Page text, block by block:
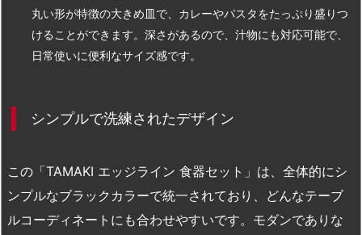
丸い形が特徴の大きめ皿で、カレーやパスタをたっぷり盛りつ
けることができます。深さがあるので、汁物にも対応可能で、
日常使いに便利なサイズ感です。
シンプルで洗練されたデザイン
この「TAMAKI エッジライン 食器セット」は、全体的にシ
ンプルなブラックカラーで統一されており、どんなテーブ
ルコーディネートにも合わせやすいです。モダンでありな